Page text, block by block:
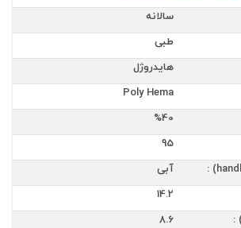
سالانه
طبی
هایدروژل
Poly Hema
%40
95
آبی
14.2
8.6